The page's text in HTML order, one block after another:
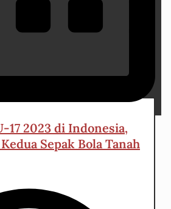
17 2023 di Indonesia,
Sepak Bola Tanah